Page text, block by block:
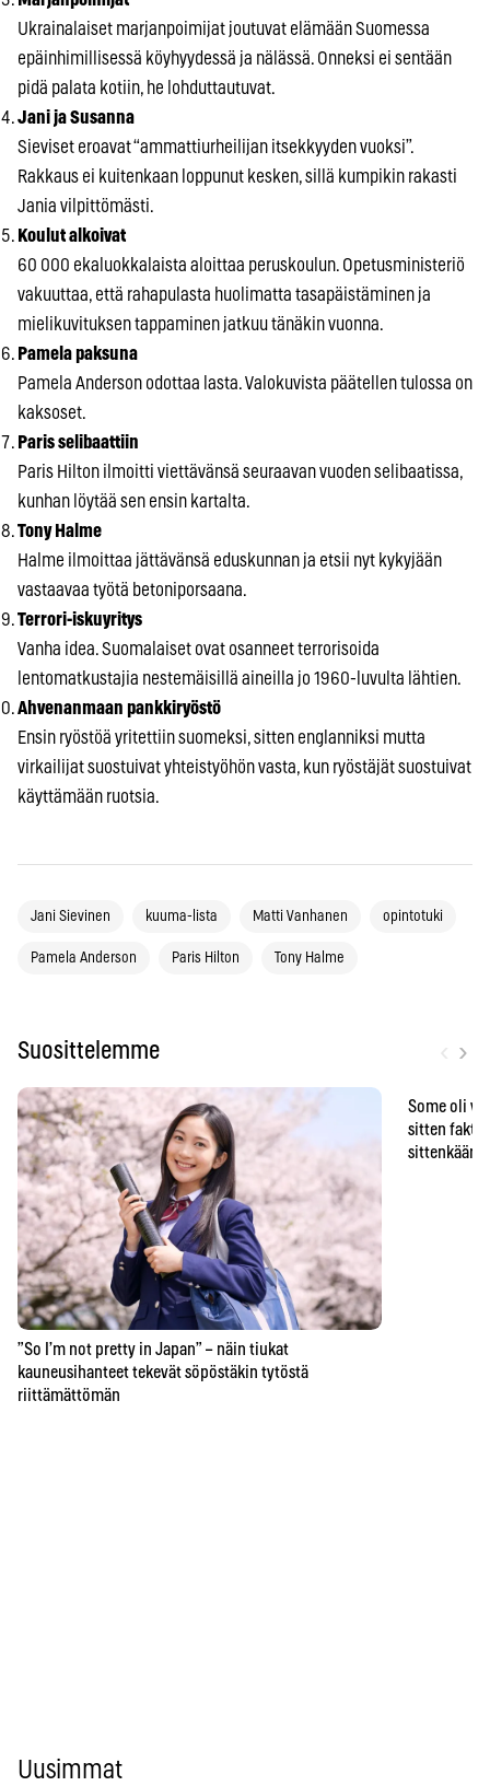
Ukrainalaiset marjanpoimijat joutuvat elämään Suomessa
epäinhimillisessä köyhyydessä ja nälässä. Onneksi ei sentään
pidä palata kotiin, he lohduttautuvat.
Jani ja Susanna
Sieviset eroavat “ammattiurheilijan itsekkyyden vuoksi”.
Rakkaus ei kuitenkaan loppunut kesken, sillä kumpikin rakasti
Jania vilpittömästi.
Koulut alkoivat
60 000 ekaluokkalaista aloittaa peruskoulun. Opetusministeriö
vakuuttaa, että rahapulasta huolimatta tasapäistäminen ja
mielikuvituksen tappaminen jatkuu tänäkin vuonna.
Pamela paksuna
Pamela Anderson odottaa lasta. Valokuvista päätellen tulossa on
kaksoset.
Paris selibaattiin
Paris Hilton ilmoitti viettävänsä seuraavan vuoden selibaatissa,
kunhan löytää sen ensin kartalta.
Tony Halme
Halme ilmoittaa jättävänsä eduskunnan ja etsii nyt kykyjään
vastaavaa työtä betoniporsaana.
Terrori-iskuyritys
Vanha idea. Suomalaiset ovat osanneet terrorisoida
lentomatkustajia nestemäisillä aineilla jo 1960-luvulta lähtien.
Ahvenanmaan pankkiryöstö
Ensin ryöstöä yritettiin suomeksi, sitten englanniksi mutta
virkailijat suostuivat yhteistyöhön vasta, kun ryöstäjät suostuivat
käyttämään ruotsia.
Jani Sievinen kuuma-lista Matti Vanhanen opintotuki
Pamela Anderson Paris Hilton Tony Halme
Suosittelemme ›
”So I’m not pretty in Japan” – näin tiukat
kauneusihanteet tekevät söpöstäkin tytöstä
riittämättömän
Some oli
sitten
sittenkään
Uusimmat